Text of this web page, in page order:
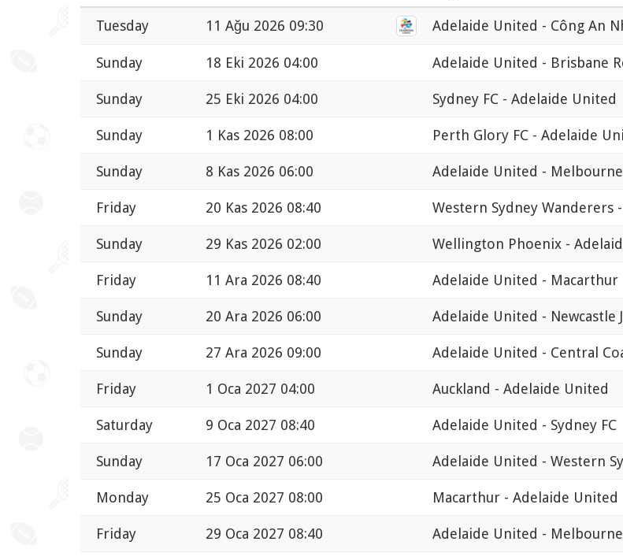
Tuesday 11 Ağu 2026 09:30 Adelaide United - Công An
Sunday 18 Eki 2026 04:00 Adelaide United - Brisbane
Sunday 25 Eki 2026 04:00 Sydney FC - Adelaide United
Sunday 1 Kas 2026 08:00 Perth Glory FC - Adelaide
Sunday 8 Kas 2026 06:00 Adelaide United -
Friday 20 Kas 2026 08:40 Western Sydney Wanderers
Sunday 29 Kas 2026 02:00 Wellington Phoenix -
Friday 11 Ara 2026 08:40 Adelaide United - Macarthur
Sunday 20 Ara 2026 06:00 Adelaide United - Newcastle
Sunday 27 Ara 2026 09:00 Adelaide United - Central
Friday 1 Oca 2027 04:00 Auckland - Adelaide United
Saturday 9 Oca 2027 08:40 Adelaide United - Sydney FC
Sunday 17 Oca 2027 06:00 Adelaide United - Western
Monday 25 Oca 2027 08:00 Macarthur - Adelaide United
Friday 29 Oca 2027 08:40 Adelaide United - Melbourne